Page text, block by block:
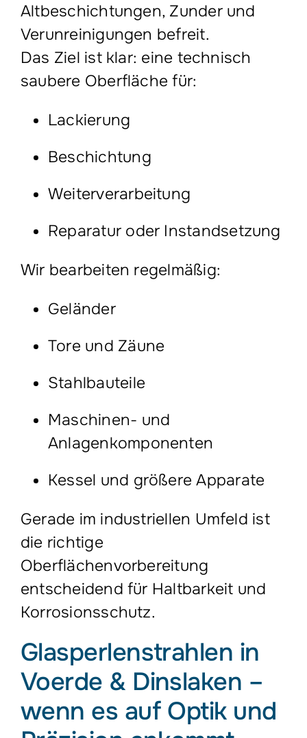
Altbeschichtungen, Zunder und
Verunreinigungen befreit.
Das Ziel ist klar: eine technisch
saubere Oberfläche für:
Lackierung
Beschichtung
Weiterverarbeitung
Reparatur oder Instandsetzung
Wir bearbeiten regelmäßig:
Geländer
Tore und Zäune
Stahlbauteile
Maschinen- und
Anlagenkomponenten
Kessel und größere Apparate
Gerade im industriellen Umfeld ist
die richtige
Oberflächenvorbereitung
entscheidend für Haltbarkeit und
Korrosionsschutz.
Glasperlenstrahlen in
Voerde & Dinslaken –
wenn es auf Optik und